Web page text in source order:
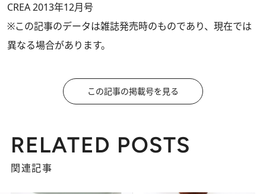
CREA 2013年12月号
※この記事のデータは雑誌発売時のものであり、現在では
異なる場合があります。
この記事の掲載号を見る
RELATED POSTS
関連記事